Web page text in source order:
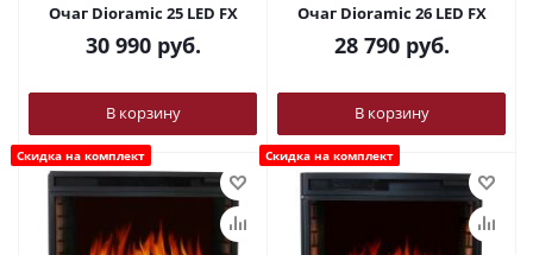
Очаг Dioramic 25 LED FX
30 990руб.
В корзину
Очаг Dioramic 26 LED FX
28 790руб.
В корзину
Скидка на комплект Скидка на комплект